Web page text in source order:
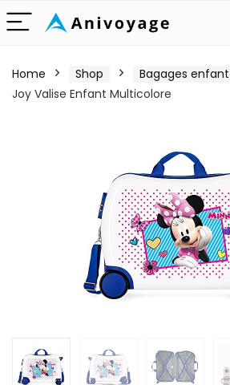
Home Shop Bagages enfant
Joy Valise Enfant Multicolore